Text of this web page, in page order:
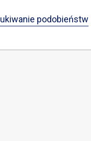
podobieństw